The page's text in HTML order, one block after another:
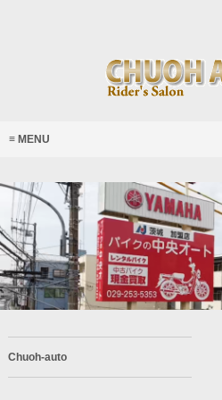
MENU
Chuoh-auto